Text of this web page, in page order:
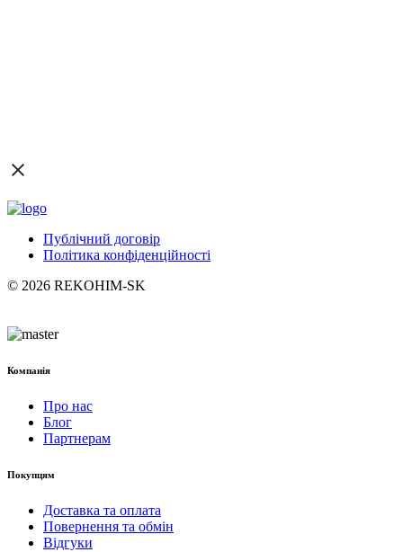
Публічний договір
Політика конфіденційності
© 2026 REKOHIM-SK
Компанія
Про нас
Блог
Партнерам
Покупцям
Доставка та оплата
Повернення та обмін
Відгуки